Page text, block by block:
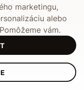
marketingu,
alebo
vám.